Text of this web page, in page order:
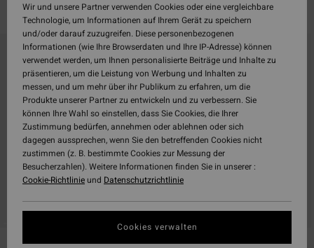
Filtern & Sortieren 5Ergebnisse
Direkt
Filterkriterien
springen
Überspringen
filtern
Wir und unsere Partner verwenden Cookies oder eine vergleichbare
Technologie, um Informationen auf Ihrem Gerät zu speichern
und/oder darauf zuzugreifen. Diese personenbezogenen
Informationen (wie Ihre Browserdaten und Ihre IP-Adresse) können
verwendet werden, um Ihnen personalisierte Beiträge und Inhalte zu
präsentieren, um die Leistung von Werbung und Inhalten zu
messen, und um mehr über ihr Publikum zu erfahren, um die
Produkte unserer Partner zu entwickeln und zu verbessern. Sie
können Ihre Wahl so einstellen, dass Sie Cookies, die Ihrer
Zustimmung bedürfen, annehmen oder ablehnen oder sich
dagegen aussprechen, wenn Sie den betreffenden Cookies nicht
zustimmen (z. B. bestimmte Cookies zur Messung der
Besucherzahlen). Weitere Informationen finden Sie in unserer :
Cookie-Richtlinieund Datenschutzrichtlinie
Cookies verwalten